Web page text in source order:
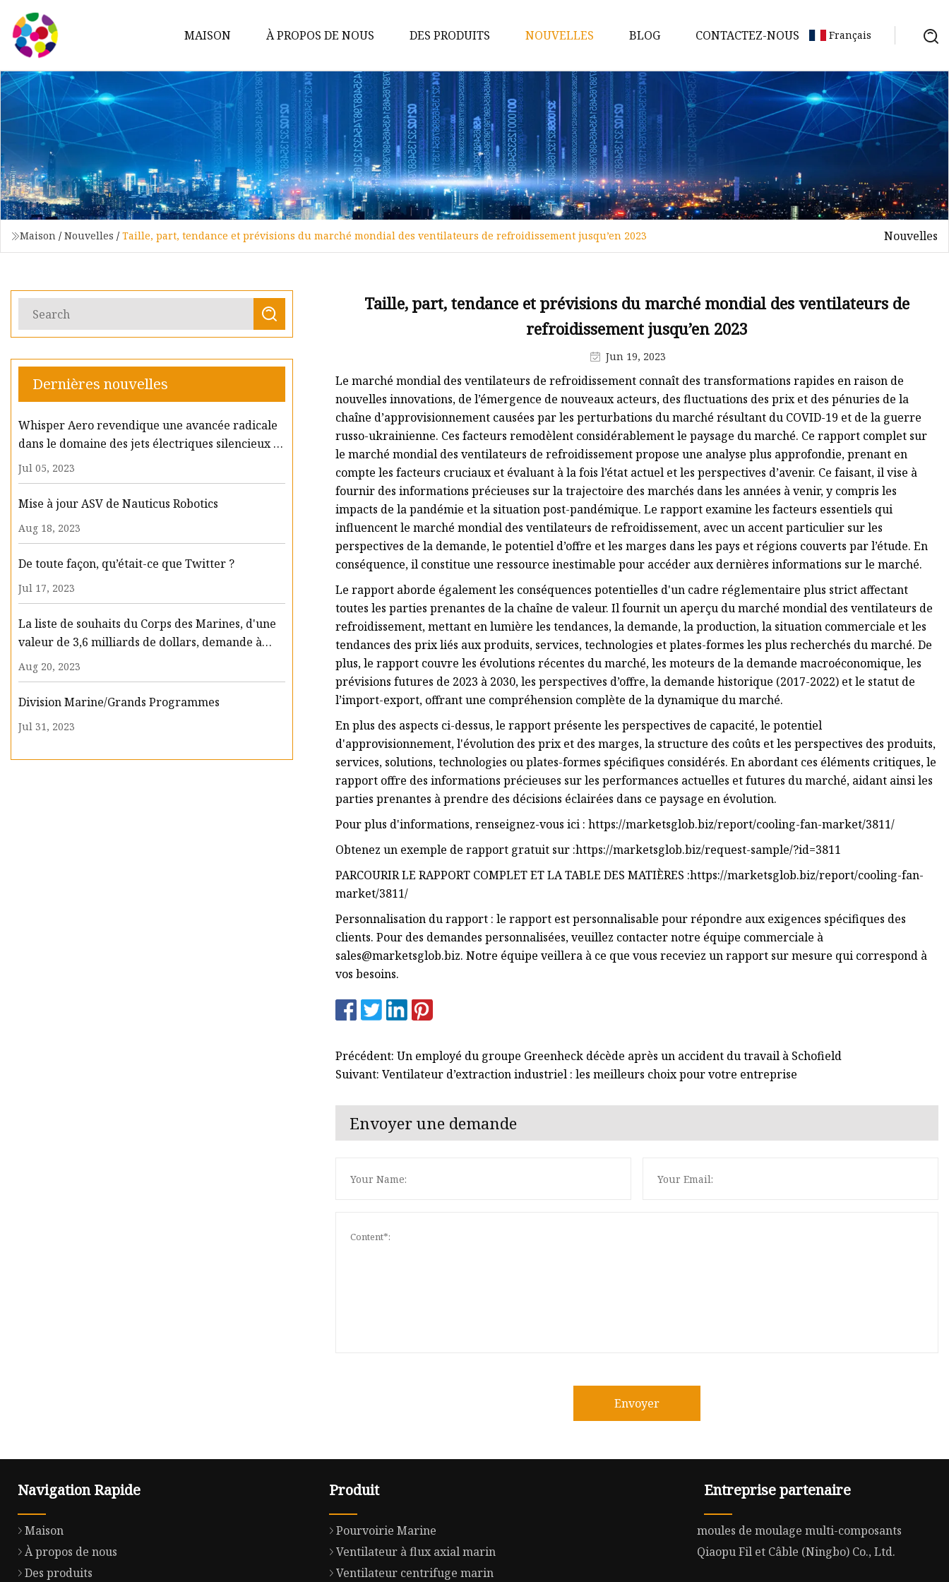
MAISON À PROPOS DE NOUS DES PRODUITS
Pourvoirie Marine
Ventilateur à flux axial marin
Ventilateur centrifuge marin
Ventilateur à flux axial industriel
Ventilateur centrifuge industriel
NOUVELLES BLOG CONTACTEZ-NOUS Français
Maison / Nouvelles / Taille, part, tendance et prévisions du marché mondial des ventilateurs de refroidissement jusqu’en 2023 Nouvelles
Dernières nouvelles
Whisper Aero revendique une avancée radicale
dans le domaine des jets électriques silencieux et
efficaces
Jul 05, 2023
Mise à jour ASV de Nauticus Robotics
Aug 18, 2023
De toute façon, qu’était-ce que Twitter ?
Jul 17, 2023
La liste de souhaits du Corps des Marines, d'une
valeur de 3,6 milliards de dollars, demande à
nouveau un navire de guerre amphibie bloqué
Aug 20, 2023
Division Marine/Grands Programmes
Jul 31, 2023
Taille, part, tendance et prévisions du marché mondial des ventilateurs de
refroidissement jusqu’en 2023
Jun 19, 2023
Le marché mondial des ventilateurs de refroidissement connaît des transformations rapides en raison de
nouvelles innovations, de l’émergence de nouveaux acteurs, des fluctuations des prix et des pénuries de la
chaîne d’approvisionnement causées par les perturbations du marché résultant du COVID-19 et de la guerre
russo-ukrainienne. Ces facteurs remodèlent considérablement le paysage du marché. Ce rapport complet sur
le marché mondial des ventilateurs de refroidissement propose une analyse plus approfondie, prenant en
compte les facteurs cruciaux et évaluant à la fois l’état actuel et les perspectives d’avenir. Ce faisant, il vise à
fournir des informations précieuses sur la trajectoire des marchés dans les années à venir, y compris les
impacts de la pandémie et la situation post-pandémique. Le rapport examine les facteurs essentiels qui
influencent le marché mondial des ventilateurs de refroidissement, avec un accent particulier sur les
perspectives de la demande, le potentiel d’offre et les marges dans les pays et régions couverts par l’étude. En
conséquence, il constitue une ressource inestimable pour accéder aux dernières informations sur le marché.
Le rapport aborde également les conséquences potentielles d'un cadre réglementaire plus strict affectant
toutes les parties prenantes de la chaîne de valeur. Il fournit un aperçu du marché mondial des ventilateurs de
refroidissement, mettant en lumière les tendances, la demande, la production, la situation commerciale et les
tendances des prix liés aux produits, services, technologies et plates-formes les plus recherchés du marché. De
plus, le rapport couvre les évolutions récentes du marché, les moteurs de la demande macroéconomique, les
prévisions futures de 2023 à 2030, les perspectives d’offre, la demande historique (2017-2022) et le statut de
l’import-export, offrant une compréhension complète de la dynamique du marché.
En plus des aspects ci-dessus, le rapport présente les perspectives de capacité, le potentiel
d'approvisionnement, l'évolution des prix et des marges, la structure des coûts et les perspectives des produits,
services, solutions, technologies ou plates-formes spécifiques considérés. En abordant ces éléments critiques, le
rapport offre des informations précieuses sur les performances actuelles et futures du marché, aidant ainsi les
parties prenantes à prendre des décisions éclairées dans ce paysage en évolution.
Pour plus d'informations, renseignez-vous ici : https://marketsglob.biz/report/cooling-fan-market/3811/
Obtenez un exemple de rapport gratuit sur :https://marketsglob.biz/request-sample/?id=3811
PARCOURIR LE RAPPORT COMPLET ET LA TABLE DES MATIÈRES :https://marketsglob.biz/report/cooling-fan-
market/3811/
Personnalisation du rapport : le rapport est personnalisable pour répondre aux exigences spécifiques des
clients. Pour des demandes personnalisées, veuillez contacter notre équipe commerciale à
sales@marketsglob.biz. Notre équipe veillera à ce que vous receviez un rapport sur mesure qui correspond à
vos besoins.
Précédent: Un employé du groupe Greenheck décède après un accident du travail à Schofield
Suivant: Ventilateur d’extraction industriel : les meilleurs choix pour votre entreprise
Envoyer une demande
Envoyer
Navigation Rapide
Maison
À propos de nous
Des produits
Produit
Pourvoirie Marine
Ventilateur à flux axial marin
Ventilateur centrifuge marin
Entreprise partenaire
moules de moulage multi-composants
Qiaopu Fil et Câble (Ningbo) Co., Ltd.